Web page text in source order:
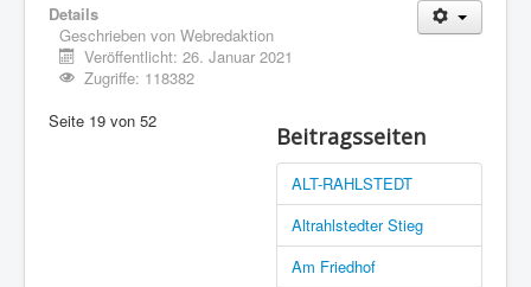
Details
Geschrieben von Webredaktion
Veröffentlicht: 26. Januar 2021
Zugriffe: 118382
Beitragsseiten
ALT-RAHLSTEDT
Altrahlstedter Stieg
Am Friedhof
Seite 19 von 52